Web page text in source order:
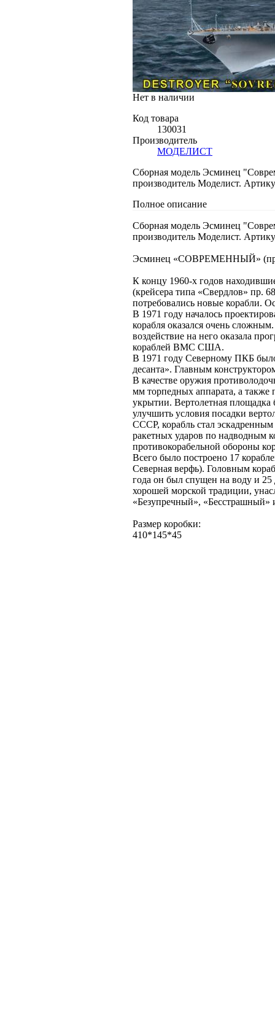
Нет в наличии
Код товара
130031
Производитель
МОДЕЛИСТ
Сборная модель Эсминец
производитель Моделист.
Полное описание
Сборная модель Эсминец
производитель Моделист.
Эсминец «СОВРЕМЕННЫЙ»
К концу 1960-х годов
(крейсера типа «Свердлов» пр.
потребовались новые корабли.
В 1971 году началось
корабля оказался очень
воздействие на него оказала
кораблей ВМС США.
В 1971 году Северному ПКБ было
десанта». Главным
В качестве оружия
мм торпедных аппарата, а также
укрытии. Вертолетная
улучшить условия посадки
СССР, корабль стал
ракетных ударов по надводным
противокорабельной обороны
Всего было построено 17
Северная верфь). Головным
года он был спущен на воду и 25
хорошей морской традиции,
«Безупречный», «Бесстрашный»
Размер коробки:
410*145*45